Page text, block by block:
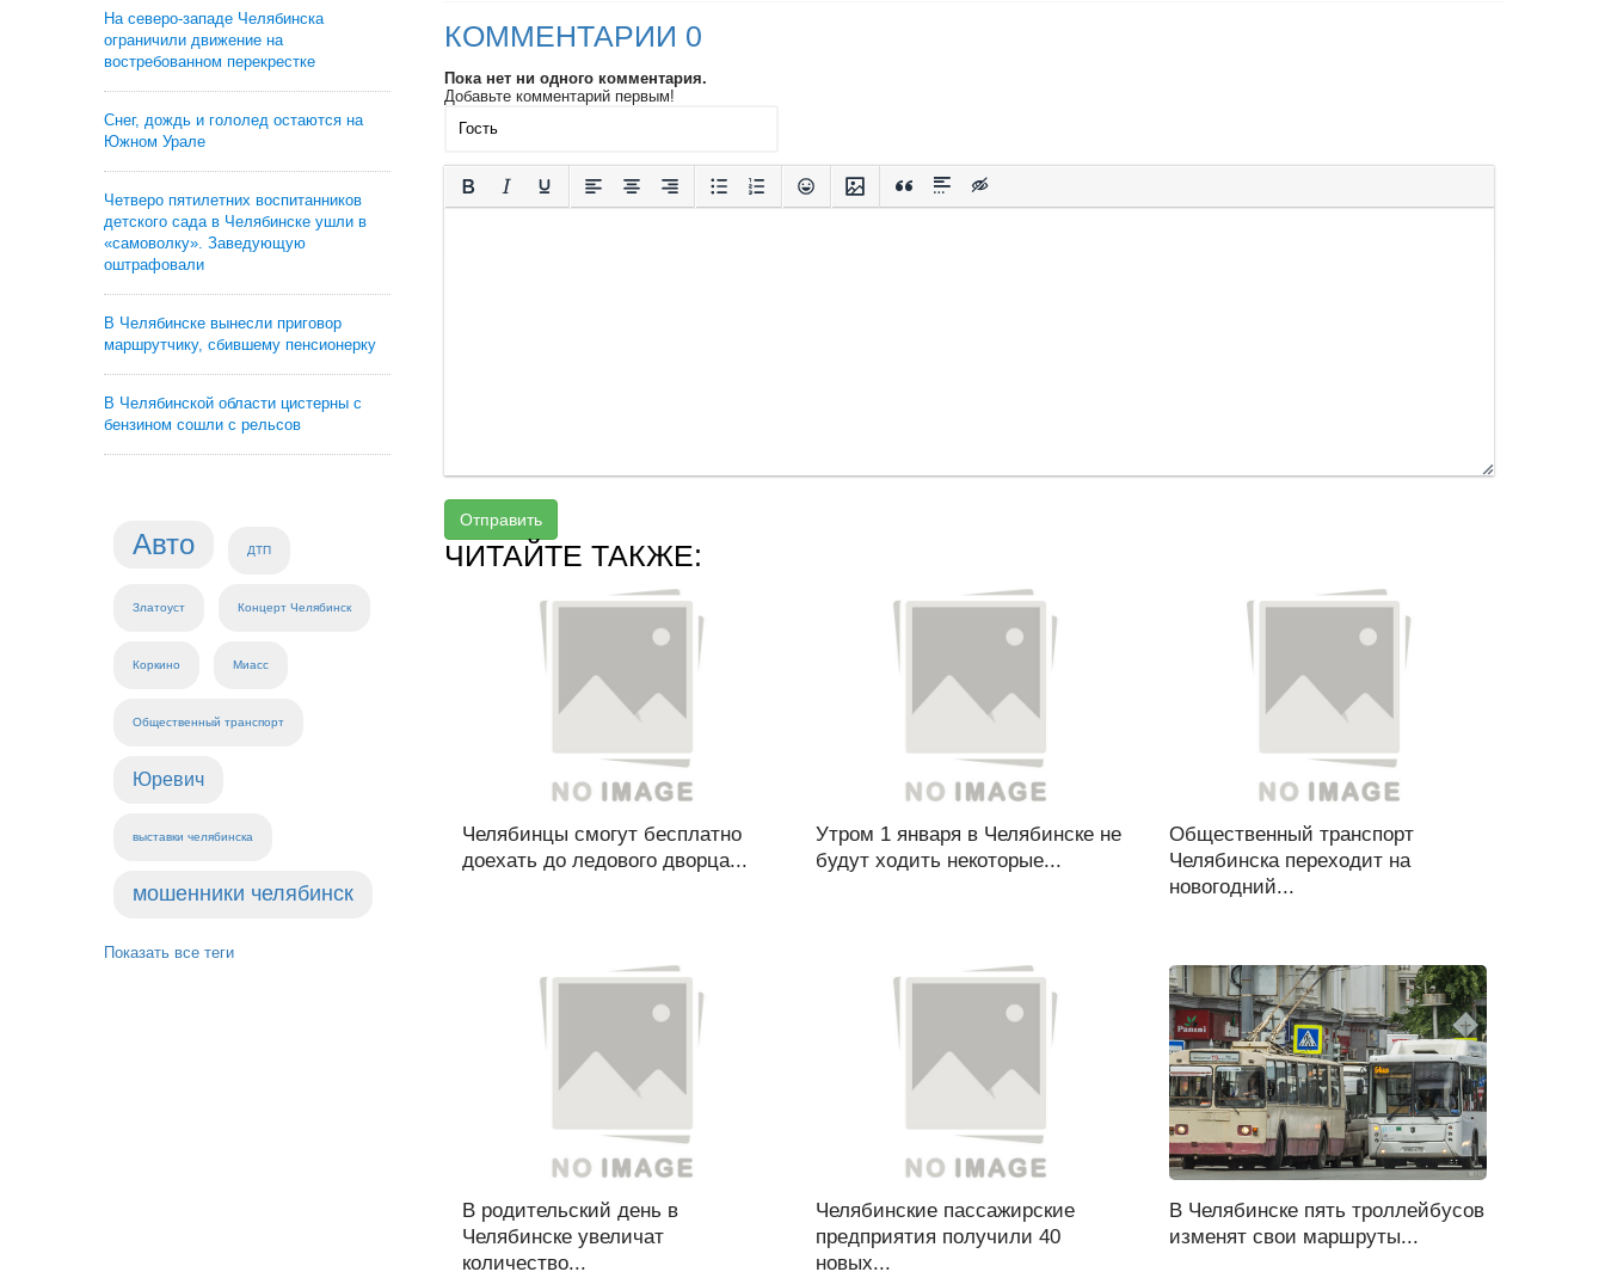
На северо-западе Челябинска
ограничили движение на
востребованном перекрестке
Снег, дождь и гололед остаются на
Южном Урале
Четверо пятилетних воспитанников
детского сада в Челябинске ушли в
«самоволку». Заведующую
оштрафовали
В Челябинске вынесли приговор
маршрутчику, сбившему пенсионерку
В Челябинской области цистерны с
бензином сошли с рельсов
Авто ДТП
Златоуст Концерт Челябинск
Коркино Миасс
Общественный транспорт
Юревич
выставки челябинска
мошенники челябинск
Показать все теги
КОММЕНТАРИИ 0
Пока нет ни одного комментария.
Добавьте комментарий первым!
Отправить
ЧИТАЙТЕ ТАКЖЕ:
Челябинцы смогут бесплатно
доехать до ледового дворца...
Утром 1 января в Челябинске не
будут ходить некоторые...
Общественный транспорт
Челябинска переходит на
новогодний...
В родительский день в
Челябинске увеличат
количество...
Челябинские пассажирские
предприятия получили 40
новых...
В Челябинске пять троллейбусов
изменят свои маршруты...